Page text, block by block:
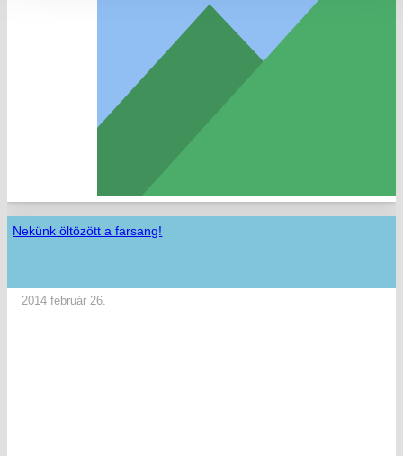
Nekünk öltözött a farsang!
2014 február 26.